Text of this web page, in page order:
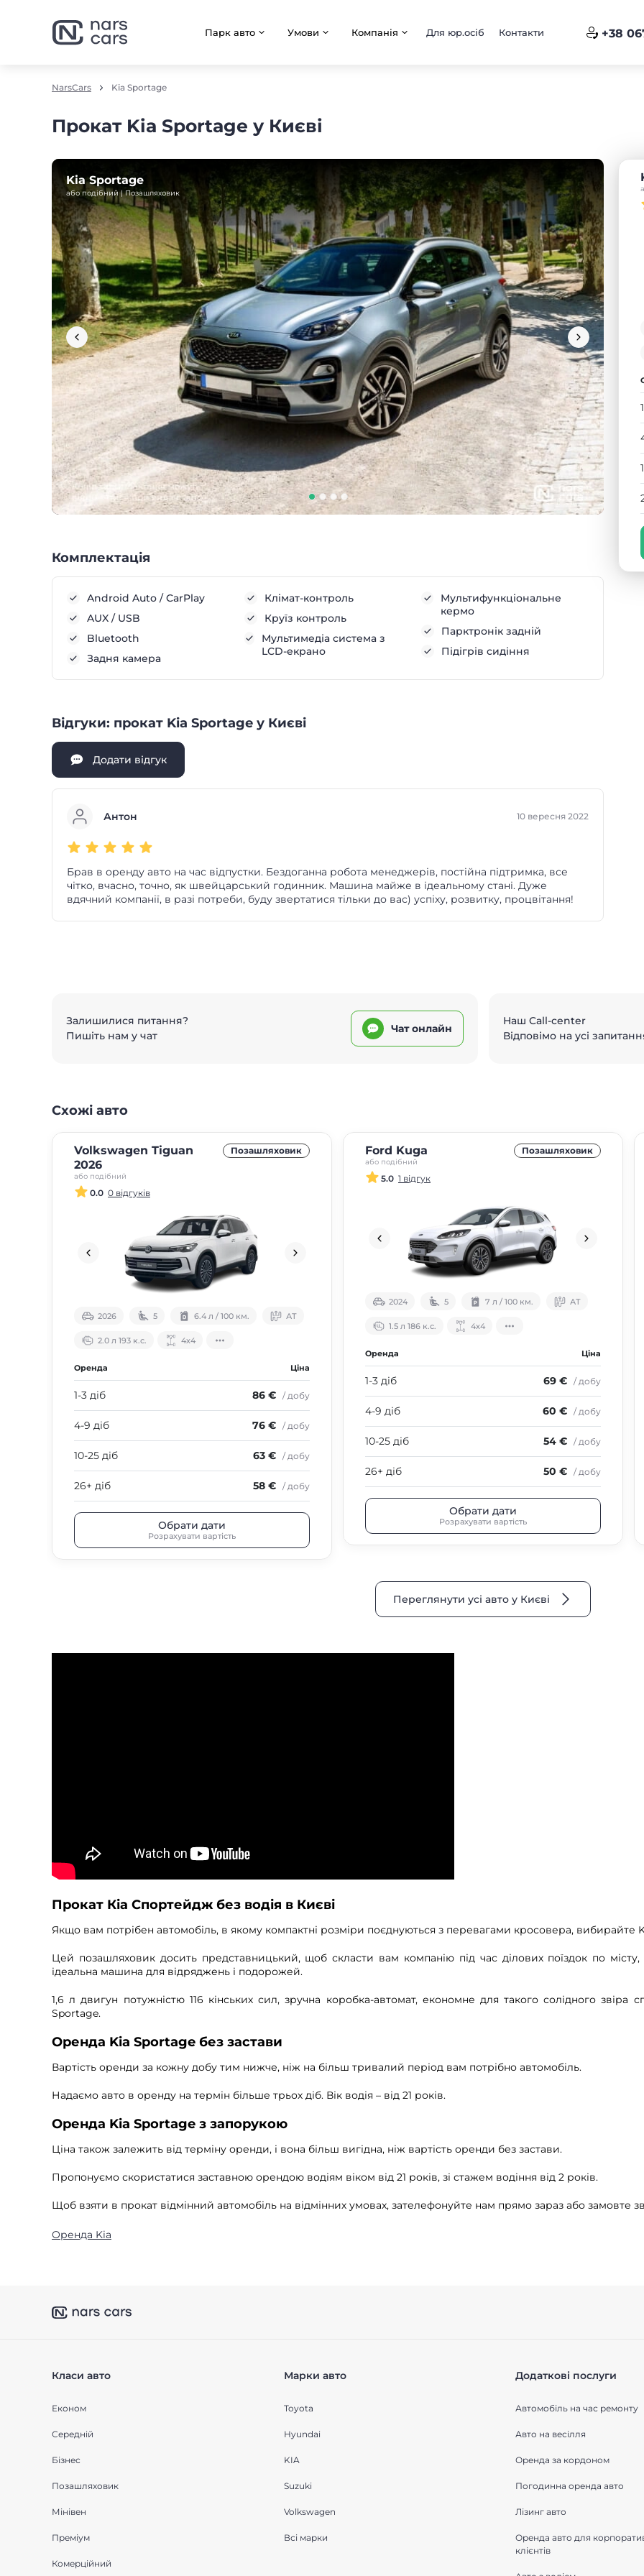
Парк авто Умови Компанія Для юр.осіб Контакти +38
NarsCars Kia Sportage
Прокат Kia Sportage у Києві
Kia Sportage
або подібний | Позашляховик
Комплектація
Android Auto / CarPlay
AUX / USB
Bluetooth
Задня камера
Клімат-контроль
Круїз контроль
Мультимедіа система з
LCD-екрано
Мультифункціональне
кермо
Парктронік задній
Підігрів сидіння
Відгуки: прокат Kia Sportage у Києві
Додати відгук
Антон 10 вересня 2022
Брав в оренду авто на час відпустки. Бездоганна робота менеджерів, постійна підтримка, все
чітко, вчасно, точно, як швейцарський годинник. Машина майже в ідеальному стані. Дуже
вдячний компанії, в разі потреби, буду звертатися тільки до вас) успіху, розвитку, процвітання!
Залишилися питання?
Пишіть нам у чат
Чат онлайн
Наш Call-center
Відповімо на усі
Схожі авто
Volkswagen Tiguan
2026
або подібний
Позашляховик
0.0 0 відгуків
2026 5 6.4 л / 100 км. АТ
2.0 л 193 к.с. 4х4
Оренда Ціна
1-3 діб 86 € / добу
4-9 діб 76 € / добу
10-25 діб 63 € / добу
26+ діб 58 € / добу
Обрати дати
Розрахувати вартість
Ford Kuga
або подібний
Позашляховик
5.0 1 відгук
2024 5 7 л / 100 км. АТ
1.5 л 186 к.с. 4х4
Оренда Ціна
1-3 діб 69 € / добу
4-9 діб 60 € / добу
10-25 діб 54 € / добу
26+ діб 50 € / добу
Обрати дати
Розрахувати вартість
Переглянути усі авто у Києві
Прокат Кіа Спортейдж без водія в Києві
Якщо вам потрібен автомобіль, в якому компактні розміри поєднуються з перевагами кросовера, вибирайте
Цей позашляховик досить представницький, щоб скласти вам компанію під час ділових поїздок по місту,
ідеальна машина для відряджень і подорожей.
1,6 л двигун потужністю 116 кінських сил, зручна коробка-автомат, економне для такого солідного
Sportage.
Оренда Kia Sportage без застави
Вартість оренди за кожну добу тим нижче, ніж на більш тривалий період вам потрібно автомобіль.
Надаємо авто в оренду на термін більше трьох діб. Вік водія – від 21 років.
Оренда Kia Sportage з запорукою
Ціна також залежить від терміну оренди, і вона більш вигідна, ніж вартість оренди без застави.
Пропонуємо скористатися заставною орендою водіям віком від 21 років, зі стажем водіння від 2 років.
Щоб взяти в прокат відмінний автомобіль на відмінних умовах, зателефонуйте нам прямо зараз або замовте
Оренда Kia
Класи авто
Економ
Середнiй
Бізнес
Позашляховик
Мінівен
Преміум
Комерційний
Марки авто
Toyota
Hyundai
KIA
Suzuki
Volkswagen
Всі марки
Додаткові послуги
Автомобіль на час ремонту
Авто на весілля
Оренда за кордоном
Погодинна оренда авто
Лізинг авто
Оренда авто для
клієнтів